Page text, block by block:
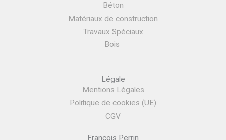
Béton
Matériaux de construction
Travaux Spéciaux
Bois
Légale
Mentions Légales
Politique de cookies (UE)
CGV
Francois Perrin